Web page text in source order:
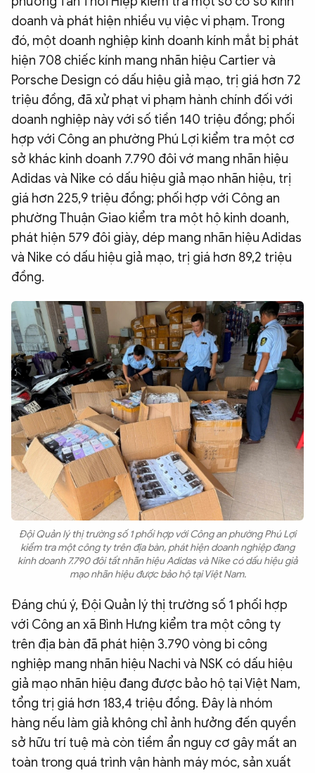
doanh và phát hiện nhiều vụ việc vi phạm. Trong
đó, một doanh nghiệp kinh doanh kính mắt bị phát
hiện 708 chiếc kính mang nhãn hiệu Cartier và
Porsche Design có dấu hiệu giả mạo, trị giá hơn 72
triệu đồng, đã xử phạt vi phạm hành chính đối với
doanh nghiệp này với số tiền 140 triệu đồng; phối
hợp với Công an phường Phú Lợi kiểm tra một cơ
sở khác kinh doanh 7.790 đôi vớ mang nhãn hiệu
Adidas và Nike có dấu hiệu giả mạo nhãn hiệu, trị
giá hơn 225,9 triệu đồng; phối hợp với Công an
phường Thuận Giao kiểm tra một hộ kinh doanh,
phát hiện 579 đôi giày, dép mang nhãn hiệu Adidas
và Nike có dấu hiệu giả mạo, trị giá hơn 89,2 triệu
đồng.
Đội Quản lý thị trường số 1 phối hợp với Công an phường Phú Lợi
kiểm tra một công ty trên địa bàn, phát hiện doanh nghiệp đang
kinh doanh 7.790 đôi tất nhãn hiệu Adidas và Nike có dấu hiệu giả
mạo nhãn hiệu được bảo hộ tại Việt Nam.
Đáng chú ý, Đội Quản lý thị trường số 1 phối hợp
với Công an xã Bình Hưng kiểm tra một công ty
trên địa bàn đã phát hiện 3.790 vòng bi công
nghiệp mang nhãn hiệu Nachi và NSK có dấu hiệu
giả mạo nhãn hiệu đang được bảo hộ tại Việt Nam,
tổng trị giá hơn 183,4 triệu đồng. Đây là nhóm
hàng nếu làm giả không chỉ ảnh hưởng đến quyền
sở hữu trí tuệ mà còn tiềm ẩn nguy cơ gây mất an
toàn trong quá trình vận hành máy móc, sản xuất